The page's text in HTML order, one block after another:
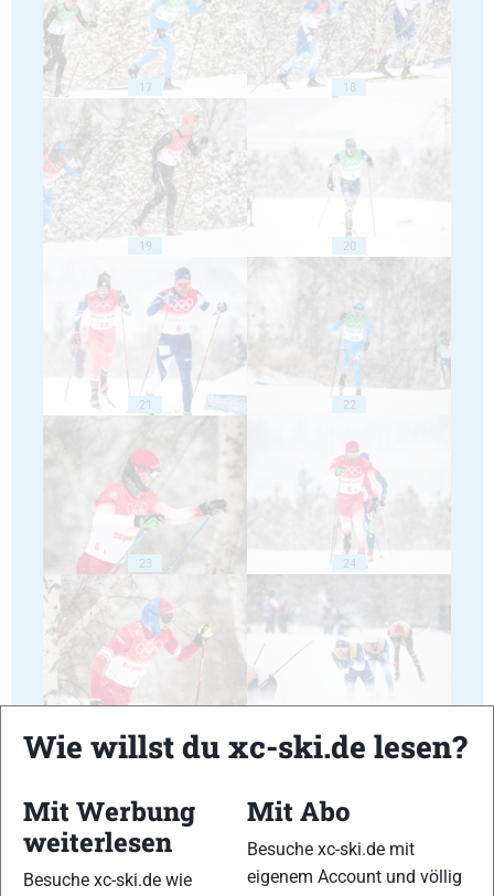
17 18
19 20
21 22
23 24
27 28
Wie willst du xc-ski.de lesen?
Mit Werbung
weiterlesen
Besuche xc-ski.de wie
Mit Abo
Besuche xc-ski.de mit
eigenem Account und völlig